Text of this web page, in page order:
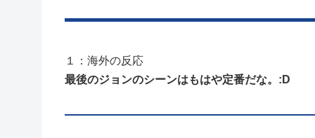
１：海外の反応
最後のジョンのシーンはもはや定番だな。:D